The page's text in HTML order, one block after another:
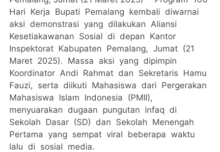
Hari Kerja Bupati Pemalang kembali diwarnai
aksi demonstrasi yang dilakukan Aliansi
Kesetiakawanan Sosial di depan Kantor
Inspektorat Kabupaten Pemalang, Jumat (21
Maret 2025). Massa aksi yang dipimpin
Koordinator Andi Rahmat dan Sekretaris Hamu
Fauzi, serta diikuti Mahasiswa dari Pergerakan
Mahasiswa Islam Indonesia (PMII),
menyuarakan dugaan pungutan infaq di
Sekolah Dasar (SD) dan Sekolah Menengah
Pertama yang sempat viral beberapa waktu
lalu di sosial media.